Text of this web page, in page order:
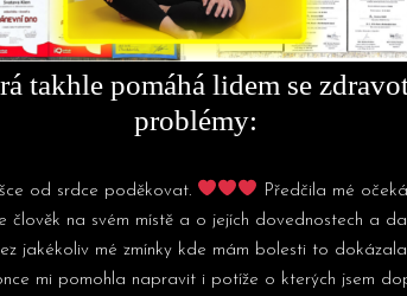
takhle pomáhá lidem se
problémy:
od srdce poděkovat.
Předčila mé
člověk na svém místě a o jejích dovednostech a
jakékoliv mé zmínky kde mám bolesti to
mi pomohla napravit i potíže o kterých jsem